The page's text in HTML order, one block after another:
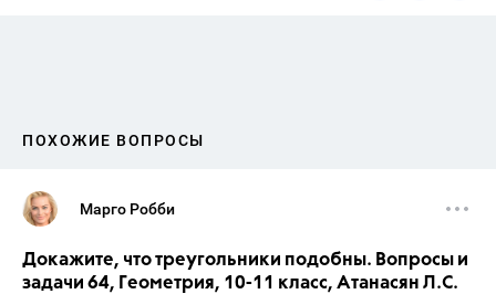
ПОХОЖИЕ ВОПРОСЫ
Марго Робби
Докажите, что треугольники подобны. Вопросы и
задачи 64, Геометрия, 10-11 класс, Атанасян Л.С.